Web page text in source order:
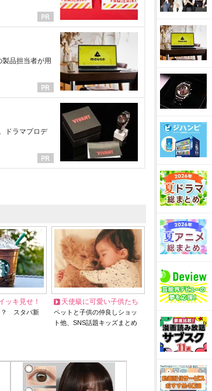
品担当者が用
ドラマプロデ
ッキ見せ！
？ スタバ新
天使級に可愛い子供たち
ペットと子供の仲良しショッ
ト他、SNS話題キッズまとめ